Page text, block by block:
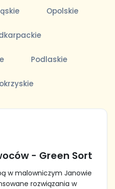
Opolskie
Podlaskie
- Green Sort
w malowniczym Janowie
rozwiązania w